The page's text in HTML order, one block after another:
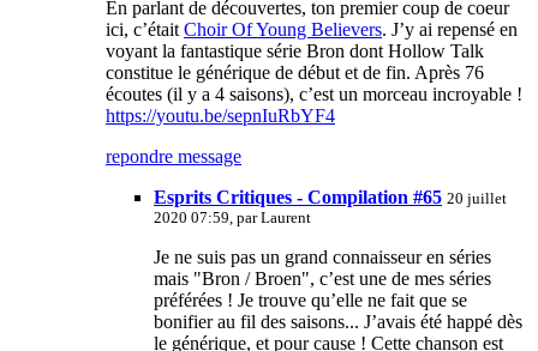
En parlant de découvertes, ton premier coup de coeur
ici, c’était Choir Of Young Believers. J’y ai repensé en
voyant la fantastique série Bron dont Hollow Talk
constitue le générique de début et de fin. Après 76
écoutes (il y a 4 saisons), c’est un morceau incroyable !
https://youtu.be/sepnIuRbYF4
repondre message
Esprits Critiques - Compilation #65 20 juillet
2020 07:59, parLaurent
Je ne suis pas un grand connaisseur en séries
mais "Bron / Broen", c’est une de mes séries
préférées ! Je trouve qu’elle ne fait que se
bonifier au fil des saisons... J’avais été happé dès
le générique, et pour cause ! Cette chanson est